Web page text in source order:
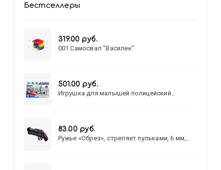
Бестселлеры
319.00 руб.
001 Самосвал "Василек"
501.00 руб.
Игрушка для малышей полицейский
83.00 руб.
Ружье «Обрез», стреляет пульками, 6 мм,